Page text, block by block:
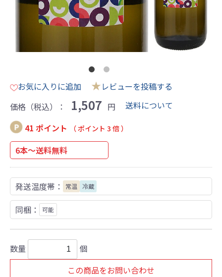
お気に入りに追加 ★レビューを投稿する
価格（税込）：
1,507 円
送料について
41 ポイント
（ ポイント 3 倍 ）
6本～送料無料
発送温度帯： 常温 冷蔵
同梱： 可能
数量
個
この商品をお問い合わせ